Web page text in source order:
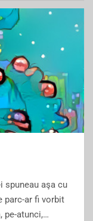
ar
e
spuneau aşa cu
parc-ar fi vorbit
pe-atunci,…